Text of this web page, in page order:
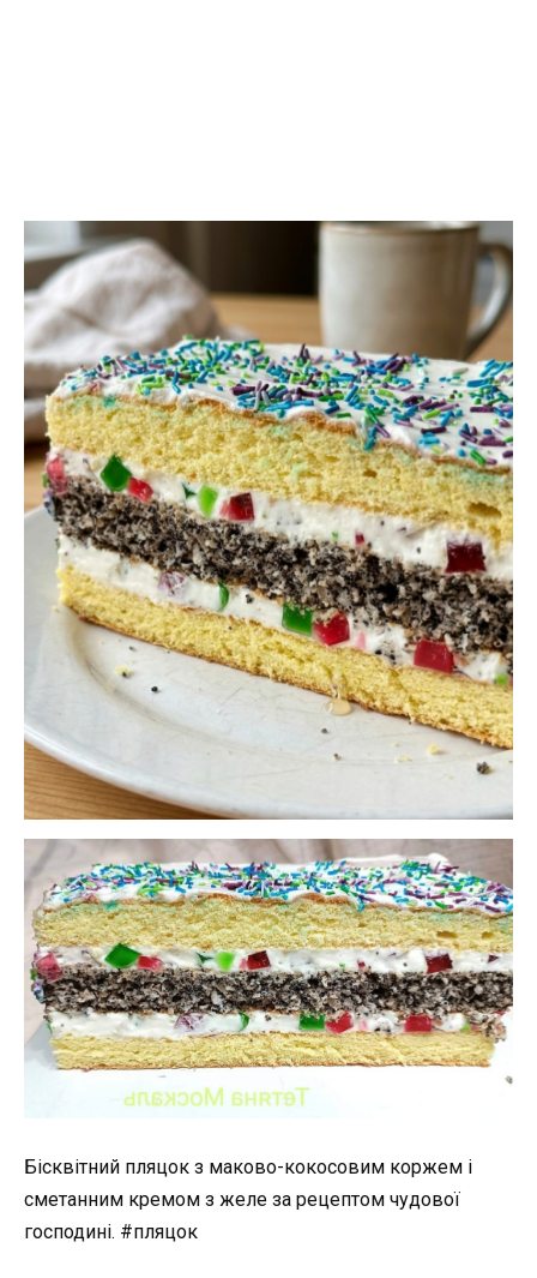
Бісквітний пляцок з маково-кокосовим коржем і
сметанним кремом з желе за рецептом чудової
господині. #пляцок